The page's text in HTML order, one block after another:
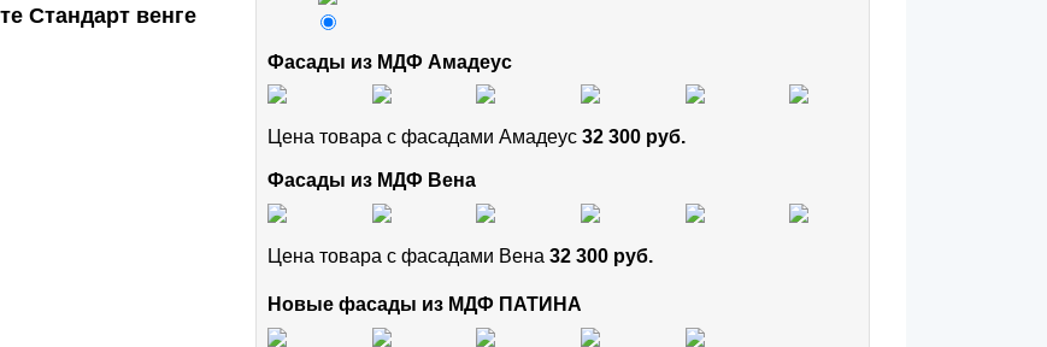
Стандарт венге
Фасады из МДФ Амадеус
Цена товара с фасадами Амадеус 32 300 руб.
Фасады из МДФ Вена
Цена товара с фасадами Вена 32 300 руб.
Новые фасады из МДФ ПАТИНА